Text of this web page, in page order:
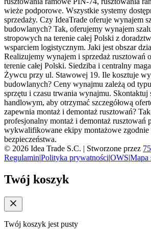
wieże podporowe. Wszystkie systemy
sprzedaży. Czy IdeaTrade oferuje wynajem
budowlanych? Tak, oferujemy wynajem
stropowych na terenie całej Polski z
wsparciem logistycznym. Jaki jest obszar
Realizujemy wynajem i sprzedaż rusztowań
terenie całej Polski. Siedziba i centralny
Żywcu przy ul. Stawowej 19. Ile kosztuje
budowlanych? Ceny wynajmu zależą od
sprzętu i czasu trwania wynajmu. Skontaktuj
handlowym, aby otrzymać szczegółową
zapewnia montaż i demontaż rusztowań?
profesjonalny montaż i demontaż rusztowań
wykwalifikowane ekipy montażowe zgodnie
bezpieczeństwa.
© 2026 Idea Trade S.C. | Stworzone przez
Regulamin|Polityka prywatności|OWS|Mapa
Twój koszyk
Twój koszyk jest pusty